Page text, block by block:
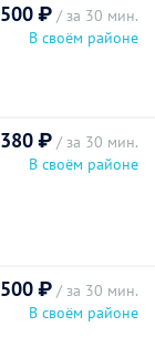
500 ₽ / за 30 мин.
В своём районе
380 ₽ / за 30 мин.
В своём районе
500 ₽ / за 30 мин.
В своём районе